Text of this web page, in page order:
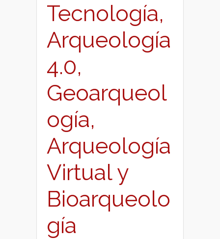
Tecnología,
Arqueología
4.0,
Geoarqueol
ogía,
Arqueología
Virtual y
Bioarqueolo
gía